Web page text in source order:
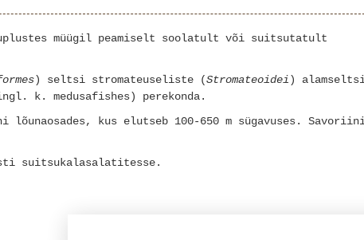
müügil peamiselt soolatult või suitsutatult
) seltsi stromateuseliste (Stromateoidei)
k. medusafishes) perekonda.
lõunaosades, kus elutseb 100-650 m sügavuses.
suitsukalasalatitesse.